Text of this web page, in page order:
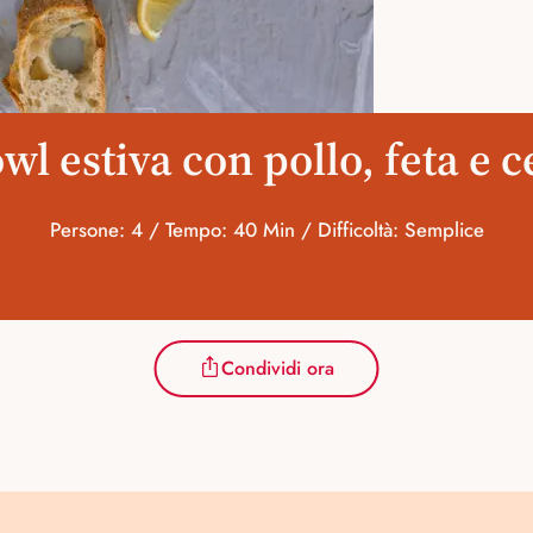
estiva con pollo, feta e
Persone: 4 / Tempo: 40 Min / Difficoltà: Semplice
Condividi ora